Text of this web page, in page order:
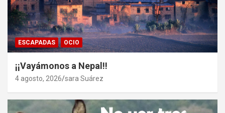
ESCAPADAS OCIO
¡¡Vayámonos a Nepal!!
4 agosto, 2026 sara Suárez